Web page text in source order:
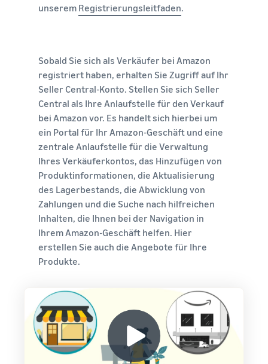
unserem Registrierungsleitfaden.
Sobald Sie sich als Verkäufer bei Amazon
registriert haben, erhalten Sie Zugriff auf Ihr
Seller Central-Konto. Stellen Sie sich Seller
Central als Ihre Anlaufstelle für den Verkauf
bei Amazon vor. Es handelt sich hierbei um
ein Portal für Ihr Amazon-Geschäft und eine
zentrale Anlaufstelle für die Verwaltung
Ihres Verkäuferkontos, das Hinzufügen von
Produktinformationen, die Aktualisierung
des Lagerbestands, die Abwicklung von
Zahlungen und die Suche nach hilfreichen
Inhalten, die Ihnen bei der Navigation in
Ihrem Amazon-Geschäft helfen. Hier
erstellen Sie auch die Angebote für Ihre
Produkte.